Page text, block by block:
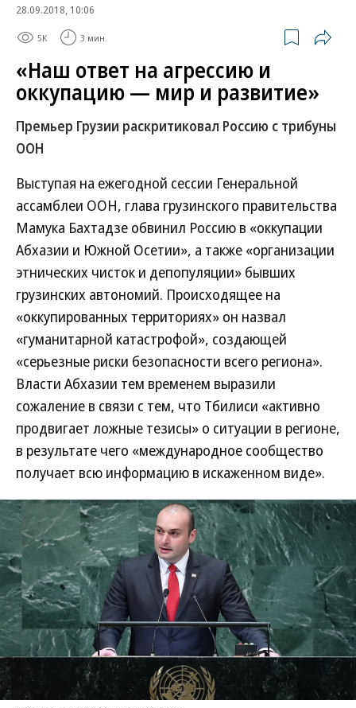
28.09.2018, 10:06
5K 3 мин.
«Наш ответ на агрессию и
оккупацию — мир и развитие»
Премьер Грузии раскритиковал Россию с трибуны
ООН
Выступая на ежегодной сессии Генеральной
ассамблеи ООН, глава грузинского правительства
Мамука Бахтадзе обвинил Россию в «оккупации
Абхазии и Южной Осетии», а также «организации
этнических чисток и депопуляции» бывших
грузинских автономий. Происходящее на
«оккупированных территориях» он назвал
«гуманитарной катастрофой», создающей
«серьезные риски безопасности всего региона».
Власти Абхазии тем временем выразили
сожаление в связи с тем, что Тбилиси «активно
продвигает ложные тезисы» о ситуации в регионе,
в результате чего «международное сообщество
получает всю информацию в искаженном виде».